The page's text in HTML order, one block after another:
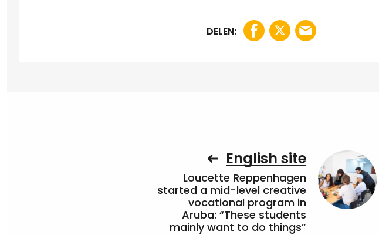
DELEN:
English site
Loucette Reppenhagen
started a mid-level creative
vocational program in
Aruba: “These students
mainly want to do things”